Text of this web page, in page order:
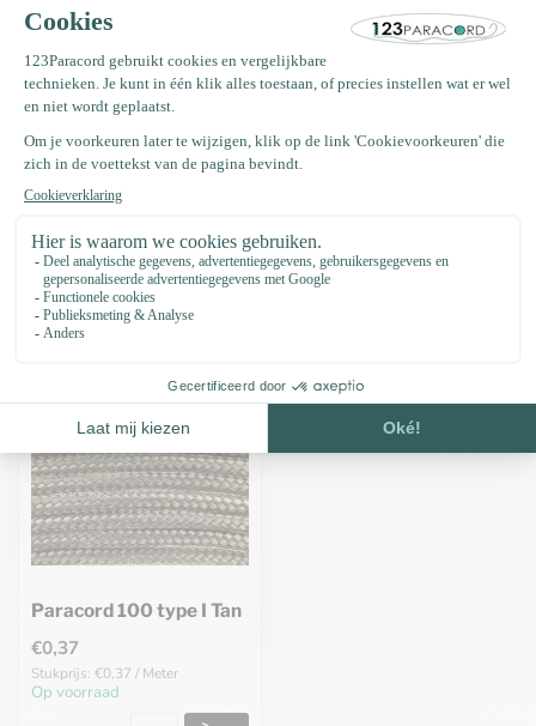
Gratis verzending binnen NL vanaf € 65,00!
Productomschrijving
Specificaties
Recent bekeken
Paracord 100 type I Tan
€0,37
Stukprijs: €0,37 / Meter
Op voorraad